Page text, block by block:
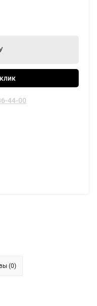
44-00
(0)